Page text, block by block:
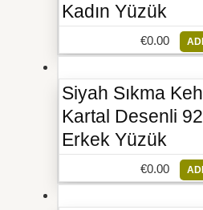
Kadın Yüzük
€0.00
Siyah Sıkma
Kartal Desenli
Erkek Yüzük
€0.00